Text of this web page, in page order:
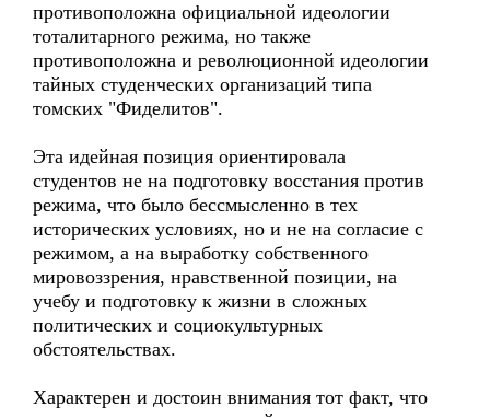
противоположна официальной идеологии
тоталитарного режима, но также
противоположна и революционной идеологии
тайных студенческих организаций типа
томских "Фиделитов".
Эта идейная позиция ориентировала
студентов не на подготовку восстания против
режима, что было бессмысленно в тех
исторических условиях, но и не на согласие с
режимом, а на выработку собственного
мировоззрения, нравственной позиции, на
учебу и подготовку к жизни в сложных
политических и социокультурных
обстоятельствах.
Характерен и достоин внимания тот факт, что